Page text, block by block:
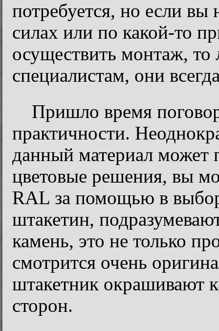
потребуется, но если
силах или по какой-то
осуществить монтаж, то
специалистам, они
Пришло время
практичности.
данный материал может
цветовые решения, вы
RAL за помощью в
штакетин,
камень, это не только
смотрится очень
штакетник окрашивают
сторон.